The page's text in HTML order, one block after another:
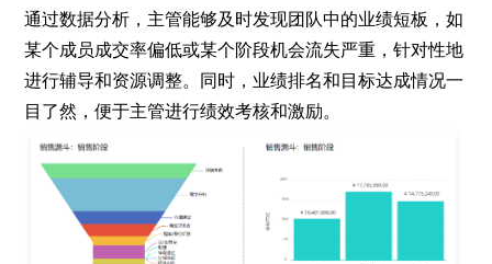
通过数据分析，主管能够及时发现团队中的业绩短板，如
某个成员成交率偏低或某个阶段机会流失严重，针对性地
进行辅导和资源调整。同时，业绩排名和目标达成情况一
目了然，便于主管进行绩效考核和激励。